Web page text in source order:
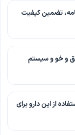
تضمین کیفیت
و خو و سیستم
از این دارو برای